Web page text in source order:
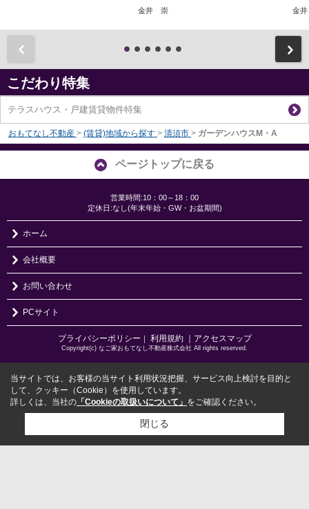
金井 崇 金
こだわり特集
テラスハウス・戸建賃貸物件特集
おもてなし不動産 > (賃貸)地域から探す > 清須市 > ガーデンハウスM・A
ページトップに戻る
営業時間:10：00～18：00
定休日:なし(年末年始・GW・お盆期間)
ホーム
会社概要
お問い合わせ
PCサイト
プライバシーポリシー 利用規約 ｜アクセスマップ
Copyright(c) なご家おもてなし不動産株式会社 All rights reserved.
当サイトでは、お客様の当サイト利用状況把握、サービス向上検討を目的と
して、クッキー（Cookie）を使用しています。
詳しくは、当社の 「Cookieの取扱いについて」 をご確認ください。
閉じる